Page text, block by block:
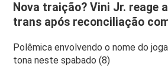
Nova traição? Vini Jr. reage
trans após reconciliação
Polêmica envolvendo o nome do
tona neste spabado (8)